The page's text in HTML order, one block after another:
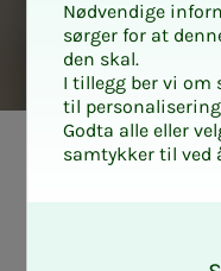
Tariff privat Tariff
Nødvendige
sørger for at
den skal.
I tillegg ber vi om
til
Godta alle eller
samtykker til ved